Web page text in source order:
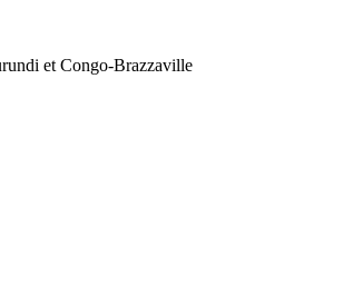
et Congo-Brazzaville